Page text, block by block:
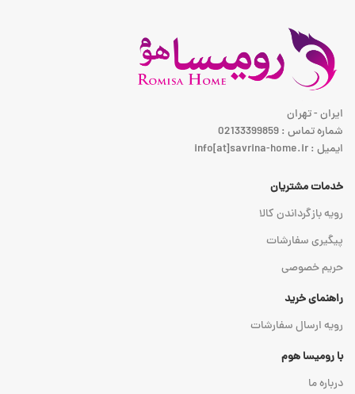
ایران - تهران
شماره تماس : 02133399859
ایمیل : info[at]savrina-home.ir
خدمات مشتریان
رویه بازگرداندن کالا
پیگیری سفارشات
حریم خصوصی
راهنمای خرید
رویه ارسال سفارشات
با رومیسا هوم
درباره ما